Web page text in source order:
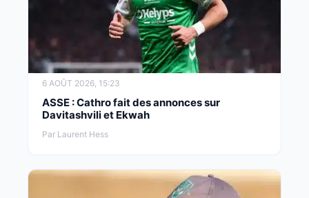
6 AOÛT 2026, 15:23
ASSE : Cathro fait des annonces sur
Davitashvili et Ekwah
Par Laurent Hess